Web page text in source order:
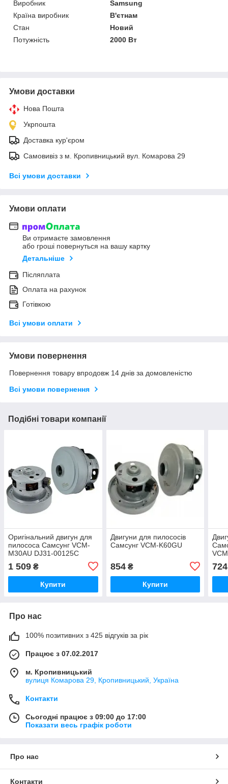
Виробник
Samsung
Країна виробник
В'єтнам
Стан
Новий
Потужність
2000 Вт
Умови доставки
Нова Пошта
Укрпошта
Доставка кур'єром
Самовивіз з м. Кропивницький вул. Комарова 29
Всі умови доставки
Умови оплати
Ви отримаєте замовлення
або гроші повернуться на вашу картку
Детальніше
Післяплата
Оплата на рахунок
Готівкою
Всі умови оплати
Умови повернення
Повернення товару впродовж 14 днів за домовленістю
Всі умови повернення
Подібні товари компанії
Оригінальний двигун для
пилососа Самсунг VCM-
M30AU DJ31-00125C
1 509 ₴
Купити
Двигуни для пилососів
Самсунг VCM-K60GU
854₴
Купити
724
Про нас
100% позитивних з 425 відгуків за рік
Працює з 07.02.2017
м. Кропивницький
вулиця Комарова 29, Кропивницький, Україна
Контакти
Сьогодні працює з 09:00 до 17:00
Показати весь графік роботи
Про нас
Контакти